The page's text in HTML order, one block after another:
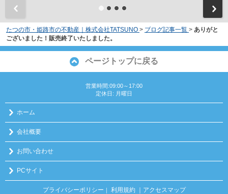
たつの市・姫路市の不動産｜株式会社TATSUNO > ブログ記事一覧 > ありがと
ございました！販売終了いたしました。
ページトップに戻る
営業時間:09:00～17:00
定休日: 月曜日
ホーム
会社概要
お問い合わせ
PCサイト
プライバシーポリシー ｜ 利用規約 ｜アクセスマップ